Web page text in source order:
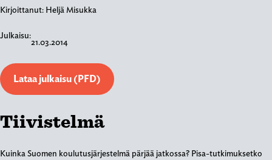
Kirjoittanut: Heljä Misukka
Julkaisu:
21.03.2014
Lataa julkaisu (PFD)
Tiivistelmä
Kuinka Suomen koulutusjärjestelmä pärjää jatkossa? Pisa-tutkimuksetko